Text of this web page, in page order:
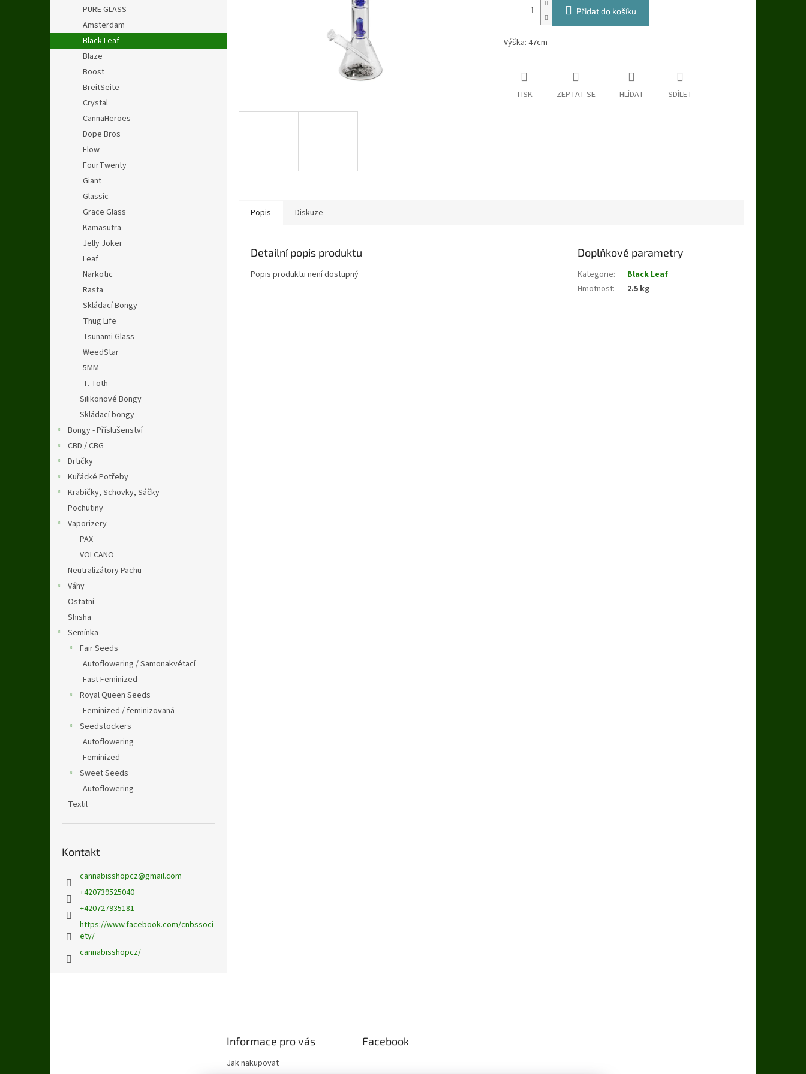
l
PURE GLASS
Amsterdam
Black Leaf
Blaze
Boost
BreitSeite
Crystal
CannaHeroes
Dope Bros
Flow
FourTwenty
Giant
Glassic
Grace Glass
Kamasutra
Jelly Joker
Leaf
Narkotic
Rasta
Skládací Bongy
Thug Life
Tsunami Glass
WeedStar
5MM
T. Toth
Silikonové Bongy
Skládací bongy
Bongy - Příslušenství
CBD / CBG
Drtičky
Kuřácké Potřeby
Krabičky, Schovky, Sáčky
Pochutiny
Vaporizery
PAX
VOLCANO
Neutralizátory Pachu
Váhy
Ostatní
Shisha
Semínka
Fair Seeds
Autoflowering / Samonakvétací
Fast Feminized
Royal Queen Seeds
Feminized / feminizovaná
Seedstockers
Autoflowering
Feminized
Sweet Seeds
Autoflowering
Textil
Kontakt
cannabisshopcz@gmail.com
+420739525040
+420727935181
https://www.facebook.com/cnbssoci
ety/
cannabisshopcz/
Přidat do košíku
Výška: 47cm
TISK ZEPTAT SE HLÍDAT SDÍLET
Popis Diskuze
Detailní popis produktu
Popis produktu není dostupný
Doplňkové parametry
Kategorie:
Black Leaf
Hmotnost: 2.5 kg
Informace pro vás
Jak nakupovat
Facebook